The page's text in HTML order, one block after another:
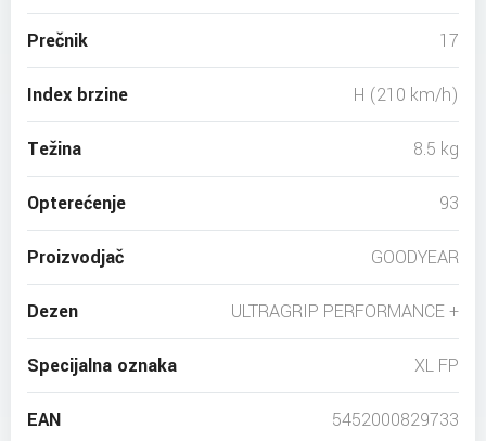
Prečnik 17
Index brzine H (210 km/h)
Težina 8.5 kg
Opterećenje 93
Proizvodjač GOODYEAR
Dezen ULTRAGRIP PERFORMANCE +
Specijalna oznaka XL FP
EAN 5452000829733